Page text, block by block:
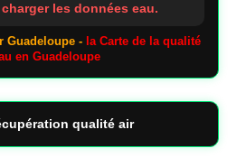
les données eau.
Guadeloupe - la Carte de la qualité
en Guadeloupe
qualité air